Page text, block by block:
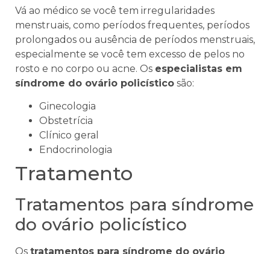
Vá ao médico se você tem irregularidades
menstruais, como períodos frequentes, períodos
prolongados ou ausência de períodos menstruais,
especialmente se você tem excesso de pelos no
rosto e no corpo ou acne. Os especialistas em
síndrome do ovário policístico são:
Ginecologia
Obstetrícia
Clínico geral
Endocrinologia
Tratamento
Tratamentos para síndrome
do ovário policístico
Os tratamentos para síndrome do ovário